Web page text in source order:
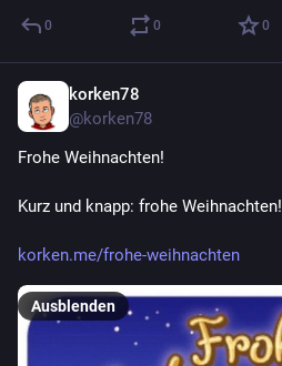
0 0 0
korken78
@korken78
Frohe Weihnachten!
Kurz und knapp: frohe Weihnachten!
korken.me/frohe-weihnachten
Ausblenden